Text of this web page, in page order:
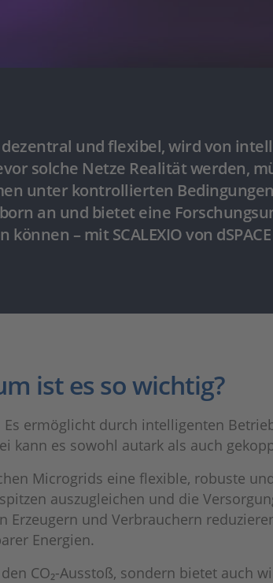
und flexibel, wird von
solche Netze Realität werden,
unter kontrollierten
an und bietet eine
– mit SCALEXIO von
ist es so wichtig?
ermöglicht durch intelligenten
kann es sowohl autark als auch
Microgrids eine flexible, robuste
auszugleichen und die
und Verbrauchern
Energien.
CO₂-Ausstoß, sondern bietet auch